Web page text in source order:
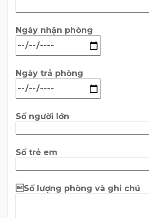
Ngày nhận phòng
Ngày trả phòng
Số người lớn
Số trẻ em
Số lượng phòng và ghi chú